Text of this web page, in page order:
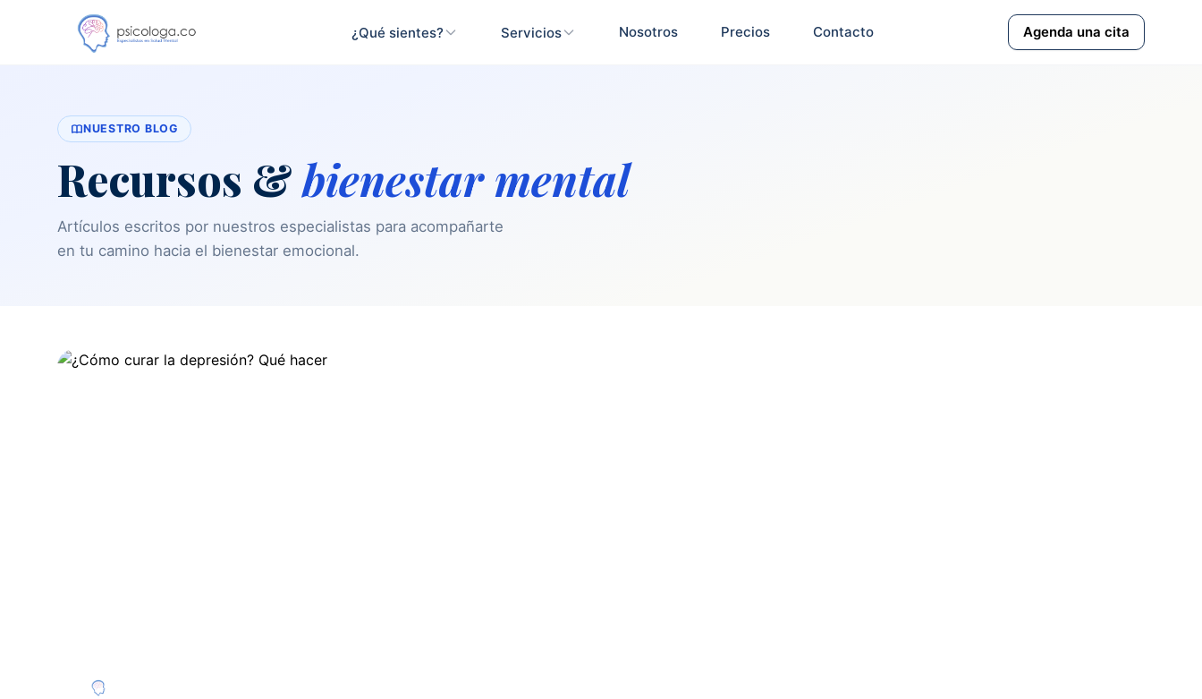
¿Qué sientes? Servicios Nosotros Precios Contacto Agenda una cita
NUESTRO BLOG
Recursos &bienestar mental
Artículos escritos por nuestros especialistas para acompañarte
en tu camino hacia el bienestar emocional.
Equipo psicologa.co